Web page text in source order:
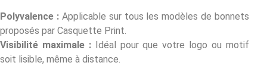
Polyvalence :Applicable sur tous les modèles de bonnets
proposés par Casquette Print.
Visibilité maximale :Idéal pour que votre logo ou motif
soit lisible, même à distance.